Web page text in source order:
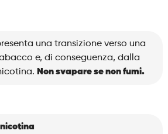
una transizione verso una
e, di conseguenza, dalla
Non svapare se non fumi.